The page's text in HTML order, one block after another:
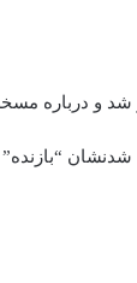
شد و درباره
“بازنده”